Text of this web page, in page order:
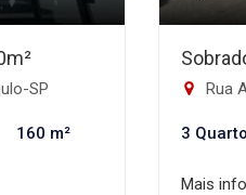
SP
160 m²
Rua
3
Mais